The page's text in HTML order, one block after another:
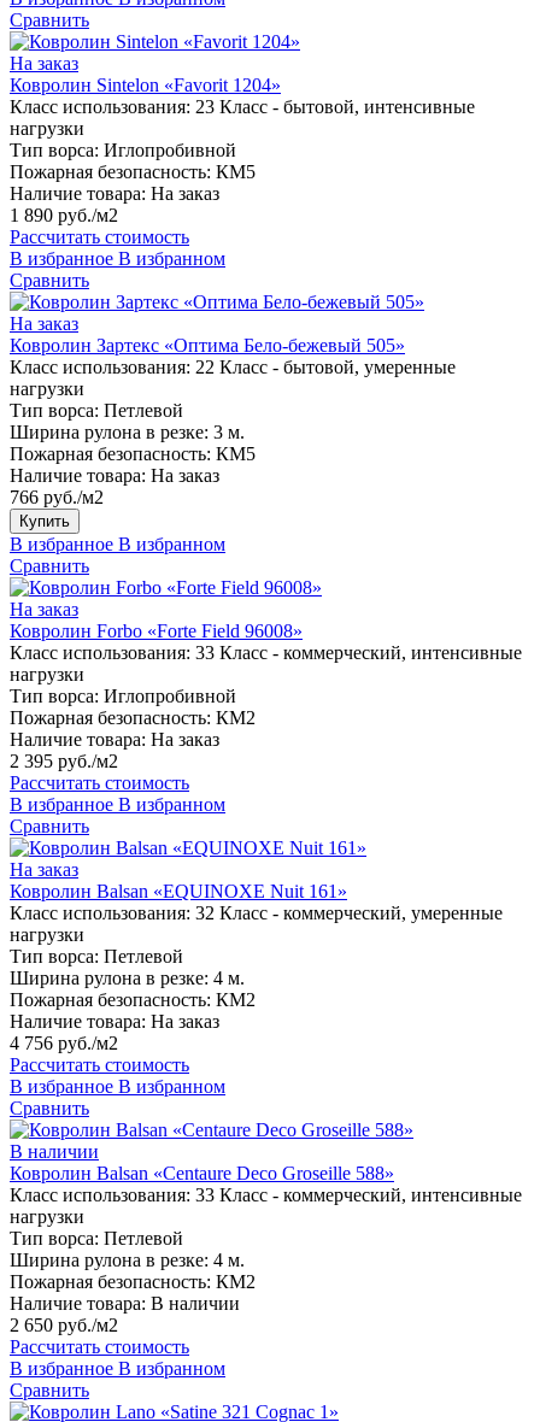
Сравнить
На заказ
Ковролин Sintelon «Favorit 1204»
Класс использования: 23 Класс - бытовой, интенсивные
нагрузки
Тип ворса: Иглопробивной
Пожарная безопасность: КМ5
Наличие товара: На заказ
1 890 руб./м2
Рассчитать стоимость
В избранное В избранном
Сравнить
На заказ
Ковролин Зартекс «Оптима Бело-бежевый 505»
Класс использования: 22 Класс - бытовой, умеренные
нагрузки
Тип ворса: Петлевой
Ширина рулона в резке: 3 м.
Пожарная безопасность: КМ5
Наличие товара: На заказ
766 руб./м2
Купить
В избранное В избранном
Сравнить
На заказ
Ковролин Forbo «Forte Field 96008»
Класс использования: 33 Класс - коммерческий, интенсивные
нагрузки
Тип ворса: Иглопробивной
Пожарная безопасность: КМ2
Наличие товара: На заказ
2 395 руб./м2
Рассчитать стоимость
В избранное В избранном
Сравнить
На заказ
Ковролин Balsan «EQUINOXE Nuit 161»
Класс использования: 32 Класс - коммерческий, умеренные
нагрузки
Тип ворса: Петлевой
Ширина рулона в резке: 4 м.
Пожарная безопасность: КМ2
Наличие товара: На заказ
4 756 руб./м2
Рассчитать стоимость
В избранное В избранном
Сравнить
В наличии
Ковролин Balsan «Centaure Deco Groseille 588»
Класс использования: 33 Класс - коммерческий, интенсивные
нагрузки
Тип ворса: Петлевой
Ширина рулона в резке: 4 м.
Пожарная безопасность: КМ2
Наличие товара: В наличии
2 650 руб./м2
Рассчитать стоимость
В избранное В избранном
Сравнить